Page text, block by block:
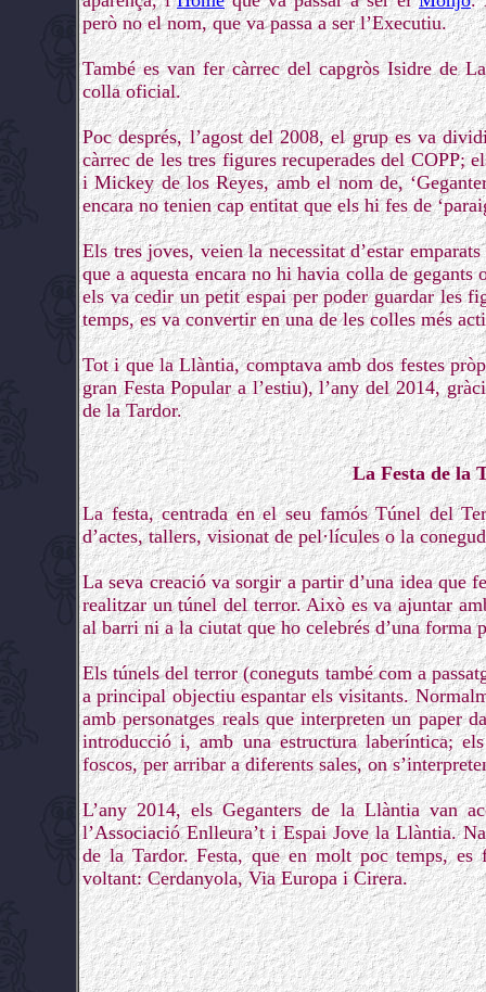
però no el nom, que va passa a ser l’Executiu.
També es van fer càrrec del capgròs Isidre de
colla oficial.
Poc després, l’agost del 2008, el grup es va
càrrec de les tres figures recuperades del COPP;
i Mickey de los Reyes, amb el nom de,
encara no tenien cap entitat que els hi fes de
Els tres joves, veien la necessitat d’estar
que a aquesta encara no hi havia colla de
els va cedir un petit espai per poder guardar les
temps, es va convertir en una de les colles més
Tot i que la Llàntia, comptava amb dos festes
gran Festa Popular a l’estiu), l’any del 2014,
de la Tardor.
La Festa de la
La festa, centrada en el seu famós Túnel del
d’actes, tallers, visionat de pel·lícules o la
La seva creació va sorgir a partir d’una idea que
realitzar un túnel del terror. Això es va ajuntar
al barri ni a la ciutat que ho celebrés d’una forma
Els túnels del terror (coneguts també com a
a principal objectiu espantar els visitants.
amb personatges reals que interpreten un paper
introducció i, amb una estructura laberíntica;
foscos, per arribar a diferents sales, on
L’any 2014, els Geganters de la Llàntia van
l’Associació Enlleura’t i Espai Jove la Llàntia.
de la Tardor. Festa, que en molt poc temps,
voltant: Cerdanyola, Via Europa i Cirera.